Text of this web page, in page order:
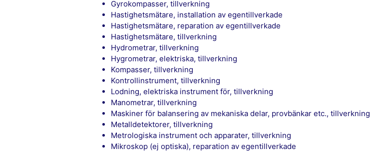
Gyrokompasser, tillverkning
Hastighetsmätare, installation av egentillverkade
Hastighetsmätare, reparation av egentillverkade
Hastighetsmätare, tillverkning
Hydrometrar, tillverkning
Hygrometrar, elektriska, tillverkning
Kompasser, tillverkning
Kontrollinstrument, tillverkning
Lodning, elektriska instrument för, tillverkning
Manometrar, tillverkning
Maskiner för balansering av mekaniska delar, provbänkar etc., tillverkning
Metalldetektorer, tillverkning
Metrologiska instrument och apparater, tillverkning
Mikroskop (ej optiska), reparation av egentillverkade